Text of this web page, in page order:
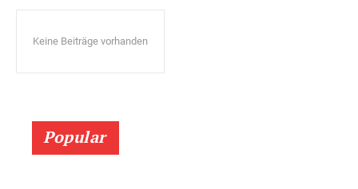
Keine Beiträge vorhanden
Popular